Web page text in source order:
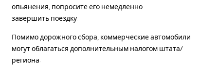
опьянения, попросите его немедленно
завершить поездку.
Помимо дорожного сбора, коммерческие автомобили
могут облагаться дополнительным налогом штата/
региона.